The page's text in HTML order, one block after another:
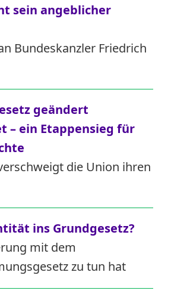
sein angeblicher
Bundeskanzler Friedrich
geändert
– ein Etappensieg für
die Union ihren
ins Grundgesetz?
mit dem
zu tun hat